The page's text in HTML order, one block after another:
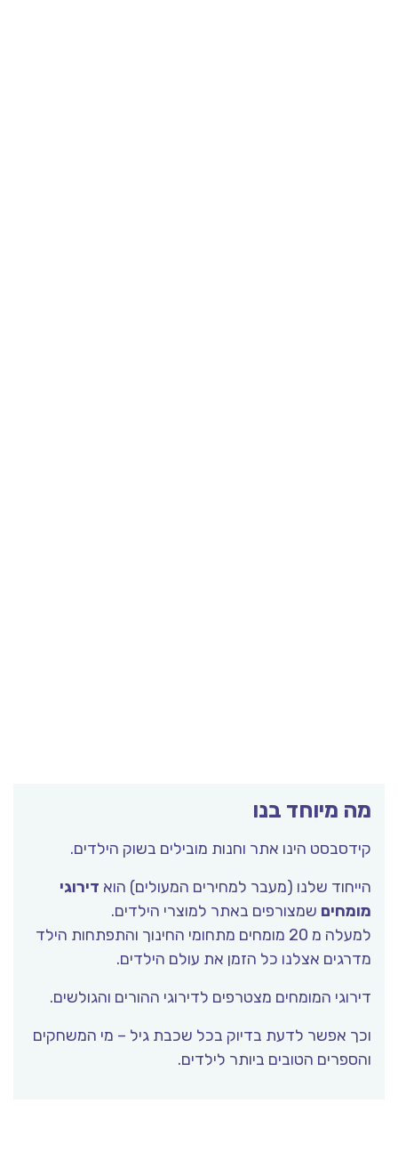
מה מיוחד בנו
קידסבסט הינו אתר וחנות מובילים בשוק הילדים.
הייחוד שלנו (מעבר למחירים המעולים) הוא דירוגי
מומחים שמצורפים באתר למוצרי הילדים.
למעלה מ 20 מומחים מתחומי החינוך והתפתחות הילד
מדרגים אצלנו כל הזמן את עולם הילדים.
דירוגי המומחים מצטרפים לדירוגי ההורים והגולשים.
וכך אפשר לדעת בדיוק בכל שכבת גיל – מי המשחקים
והספרים הטובים ביותר לילדים.